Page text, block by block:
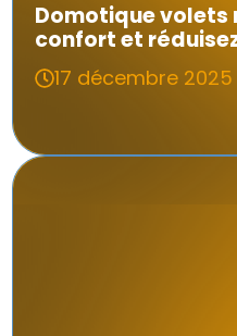
Domotique volets
confort et
17 décembre 2025